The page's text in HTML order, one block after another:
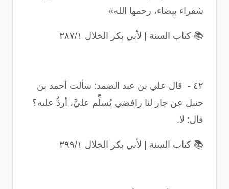
شقراء بيضاء، رحمها الله»
📚 كتاب السنة | لأبي بكر الخلال ٣٨٧/١
٤٢ - قال علي بن عبد الصمد: سألت أحمد بن
حنبل عن جار لنا رافضي يُسلِّم عليَّ، أردُّ عليه؟
قال: لا.
📚 كتاب السنة | لأبي بكر الخلال ٣٩٩/١